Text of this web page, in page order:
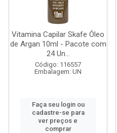
Vitamina Capilar Skafe Óleo
de Argan 10ml - Pacote com
24 Un...
Código: 116557
Embalagem: UN
Faça seu login ou
cadastre-se para
ver preços e
comprar